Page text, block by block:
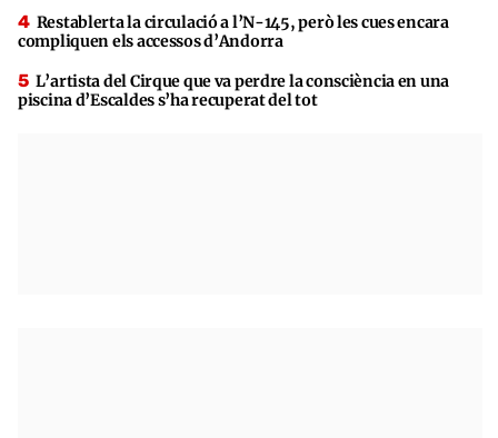
Restablerta la circulació a l’N-145, però les cues encara
compliquen els accessos d’Andorra
L’artista del Cirque que va perdre la consciència en una
piscina d’Escaldes s’ha recuperat del tot